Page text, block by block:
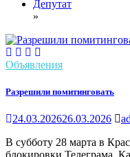
Депутат
»
Объявления
Разрешили помитинговать
24.03.202626.03.2026
В субботу 28 марта в